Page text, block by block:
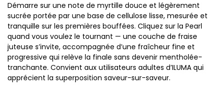
Démarre sur une note de myrtille douce et légèrement
sucrée portée par une base de cellulose lisse, mesurée et
tranquille sur les premières bouffées. Cliquez sur la Pearl
quand vous voulez le tournant — une couche de fraise
juteuse s’invite, accompagnée d’une fraîcheur fine et
progressive qui relève la finale sans devenir mentholée-
tranchante. Convient aux utilisateurs adultes d’ILUMA qui
apprécient la superposition saveur-sur-saveur.